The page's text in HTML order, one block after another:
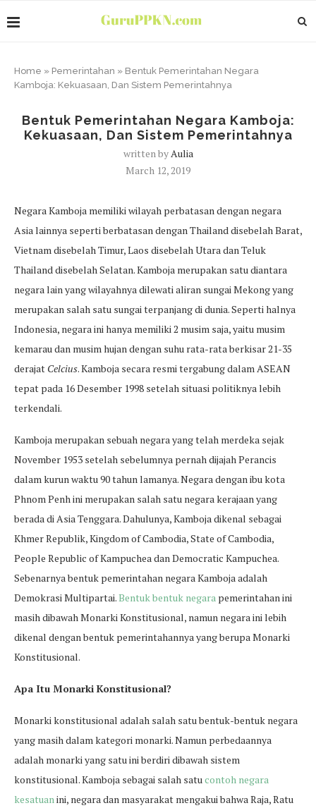
Home » Pemerintahan » Bentuk Pemerintahan Negara
Kamboja: Kekuasaan, Dan Sistem Pemerintahnya
Bentuk Pemerintahan Negara Kamboja:
Kekuasaan, Dan Sistem Pemerintahnya
written byAulia
March 12, 2019
Negara Kamboja memiliki wilayah perbatasan dengan negara
Asia lainnya seperti berbatasan dengan Thailand disebelah Barat,
Vietnam disebelah Timur, Laos disebelah Utara dan Teluk
Thailand disebelah Selatan. Kamboja merupakan satu diantara
negara lain yang wilayahnya dilewati aliran sungai Mekong yang
merupakan salah satu sungai terpanjang di dunia. Seperti halnya
Indonesia, negara ini hanya memiliki 2 musim saja, yaitu musim
kemarau dan musim hujan dengan suhu rata-rata berkisar 21-35
derajat Celcius. Kamboja secara resmi tergabung dalam ASEAN
tepat pada 16 Desember 1998 setelah situasi politiknya lebih
terkendali.
Kamboja merupakan sebuah negara yang telah merdeka sejak
November 1953 setelah sebelumnya pernah dijajah Perancis
dalam kurun waktu 90 tahun lamanya. Negara dengan ibu kota
Phnom Penh ini merupakan salah satu negara kerajaan yang
berada di Asia Tenggara. Dahulunya, Kamboja dikenal sebagai
Khmer Republik, Kingdom of Cambodia, State of Cambodia,
People Republic of Kampuchea dan Democratic Kampuchea.
Sebenarnya bentuk pemerintahan negara Kamboja adalah
Demokrasi Multipartai.Bentuk bentuk negara pemerintahan ini
masih dibawah Monarki Konstitusional, namun negara ini lebih
dikenal dengan bentuk pemerintahannya yang berupa Monarki
Konstitusional.
Apa Itu Monarki Konstitusional?
Monarki konstitusional adalah salah satu bentuk-bentuk negara
yang masih dalam kategori monarki. Namun perbedaannya
adalah monarki yang satu ini berdiri dibawah sistem
konstitusional. Kamboja sebagai salah satucontoh negara
kesatuanini, negara dan masyarakat mengakui bahwa Raja, Ratu